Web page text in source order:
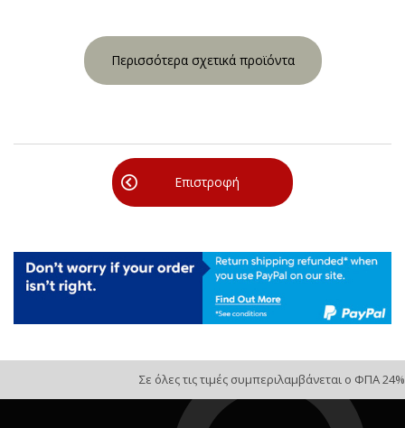
Περισσότερα σχετικά προϊόντα
Επιστροφή
Σε όλες τις τιμές συμπεριλαμβάνεται ο ΦΠΑ 24%